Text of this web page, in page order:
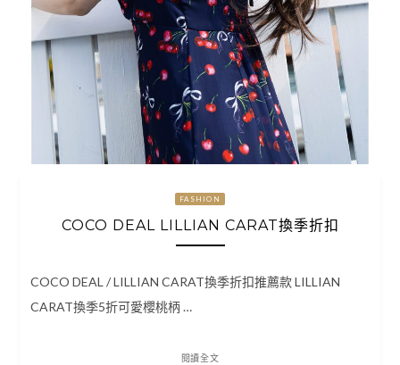
FASHION
COCO DEAL LILLIAN CARAT換季折扣
COCO DEAL / LILLIAN CARAT換季折扣推薦款 LILLIAN
CARAT換季5折可愛櫻桃柄 …
閱讀全文